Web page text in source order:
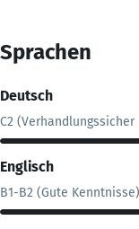
Sprachen
Deutsch
C2
Englisch
B1-B2 (Gute Kenntnisse)